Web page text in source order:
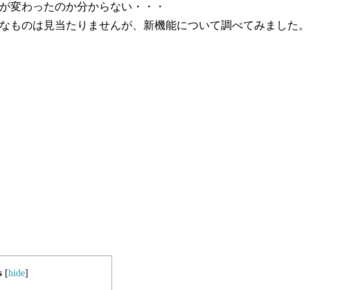
変わったのか分からない・・・
ものは見当たりませんが、新機能について調べてみました。
[hide]